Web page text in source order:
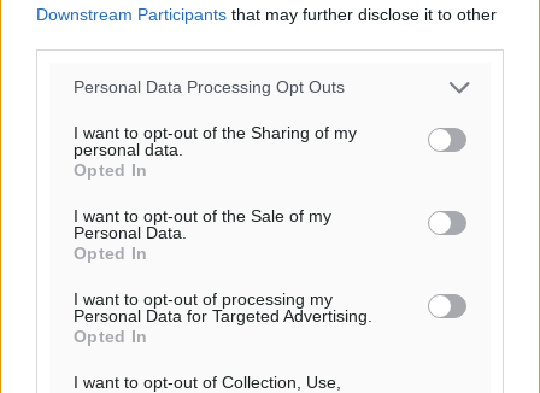
Downstream Participants that may further disclose it to other
Personal Data Processing Opt Outs
I want to opt-out of the Sharing of my
personal data.
Opted In
I want to opt-out of the Sale of my
Personal Data.
Opted In
I want to opt-out of processing my
Personal Data for Targeted Advertising.
Opted In
I want to opt-out of Collection, Use,
Ροή ειδήσεων
Γ’ Εθνική Κατηγορία: Οι ημερομηνίες των
αγωνιστικών της κανονικής περιόδου